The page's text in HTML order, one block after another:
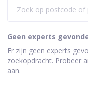
Geen experts
Er zijn geen experts
zoekopdracht. Probeer
aan.